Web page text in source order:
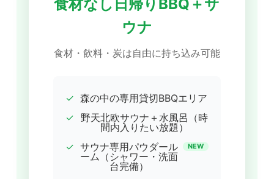
食材なし日帰りBBQ＋サ
ウナ
食材・飲料・炭は自由に持ち込み可能
✓ 森の中の専用貸切BBQエリア
✓
野天北欧サウナ＋水風呂（時
間内入りたい放題）
✓ サウナ専用パウダール
ーム（シャワー・洗面
台完備）
NEW